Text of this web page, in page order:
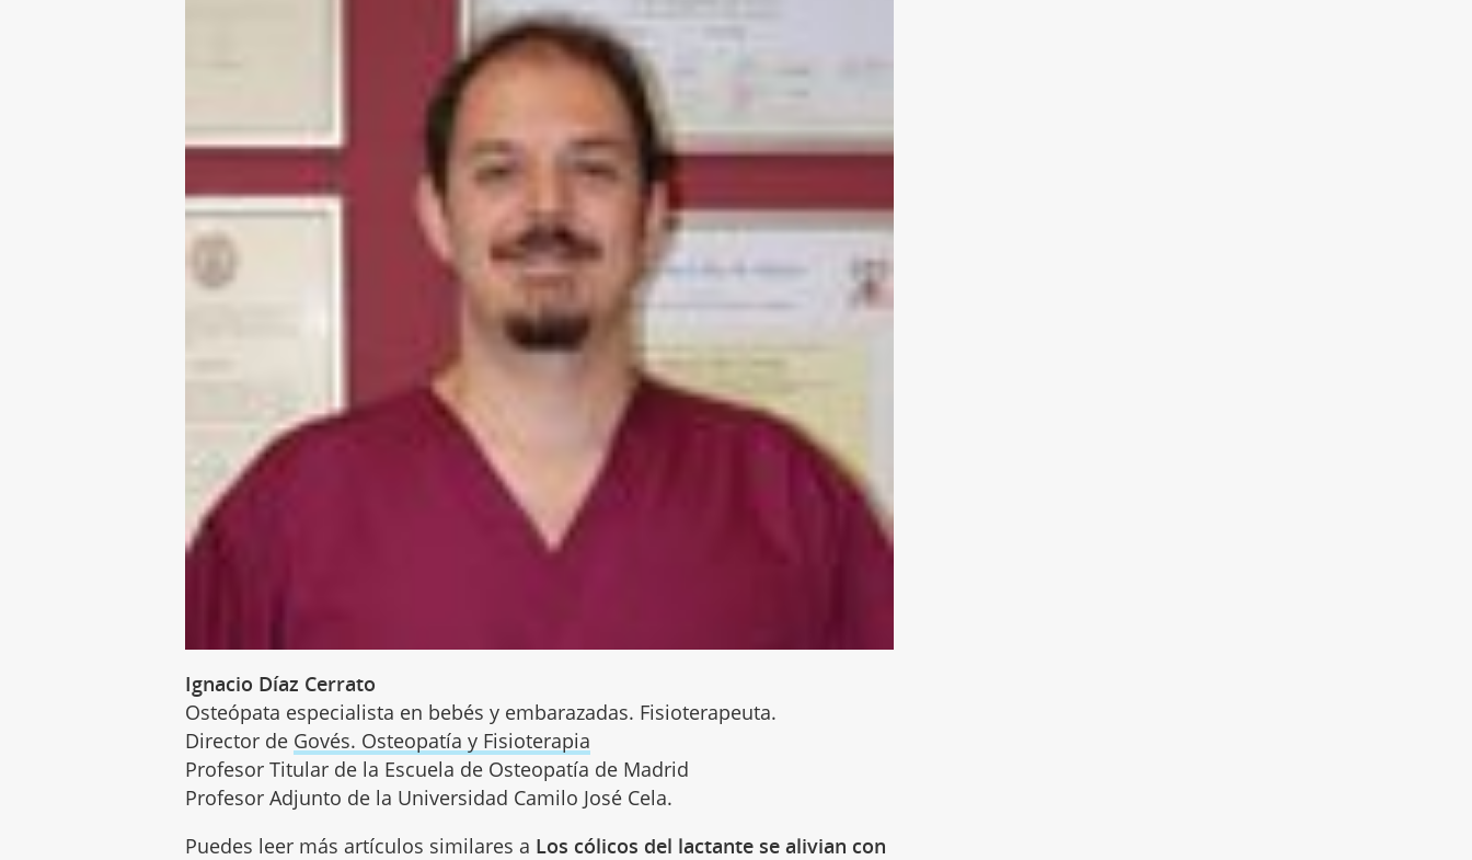
Ignacio Díaz Cerrato
Osteópata especialista en bebés y embarazadas. Fisioterapeuta.
Director de Govés. Osteopatía y Fisioterapia
Profesor Titular de la Escuela de Osteopatía de Madrid
Profesor Adjunto de la Universidad Camilo José Cela.
Puedes leer más artículos similares a Los cólicos del lactante se alivian con